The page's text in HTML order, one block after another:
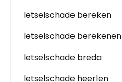
letselschade bereken
letselschade
letselschade breda
letselschade heerlen